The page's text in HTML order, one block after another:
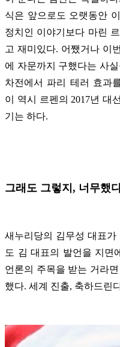
식은 앞으로도 오랫동안
정치인 이야기보다 마린
고 재미있다. 어쨌거나 이
에 자문까지 구했다는 사
차전에서 파리 테러 효과
이 역시 르펜의 2017년 대
기는 하다.
그래도 그렇지, 너무했
새누리당의 김무성 대표가
도 김 대표의 발언을 지면
언론의 주목을 받는 거라
했다. 세계 진출, 축하드린